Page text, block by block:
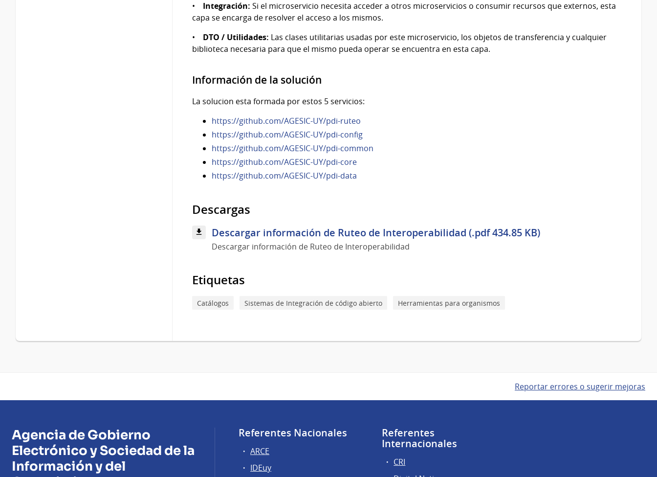
• Integración: Si el microservicio necesita acceder a otros microservicios o consumir recursos que externos, esta
capa se encarga de resolver el acceso a los mismos.
•
DTO / Utilidades: Las clases utilitarias usadas por este microservicio, los objetos de transferencia y cualquier
biblioteca necesaria para que el mismo pueda operar se encuentra en esta capa.
Información de la solución
La solucion esta formada por estos 5 servicios:
https://github.com/AGESIC-UY/pdi-ruteo
https://github.com/AGESIC-UY/pdi-config
https://github.com/AGESIC-UY/pdi-common
https://github.com/AGESIC-UY/pdi-core
https://github.com/AGESIC-UY/pdi-data
Descargas
Descargar información de Ruteo de Interoperabilidad (.pdf 434.85 KB)
Descargar información de Ruteo de Interoperabilidad
Etiquetas
Catálogos Sistemas de Integración de código abierto Herramientas para organismos
Reportar errores o sugerir mejoras
Agencia de Gobierno
Electrónico y Sociedad de la
Información y del
Referentes Nacionales
ARCE
IDEuy
Referentes
Internacionales
CRI